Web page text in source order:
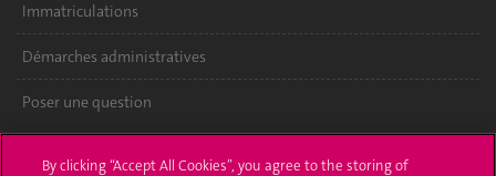
Immatriculations
Démarches administratives
Poser une question
By clicking “Accept All Cookies”, you agree to the storing of